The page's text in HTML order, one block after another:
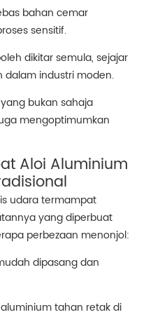
bahan cemar
sensitif.
dikitar semula, sejajar
industri moden.
bukan sahaja
mengoptimumkan
Aloi Aluminium
udara termampat
yang diperbuat
perbezaan menonjol:
dipasang dan
tahan retak di